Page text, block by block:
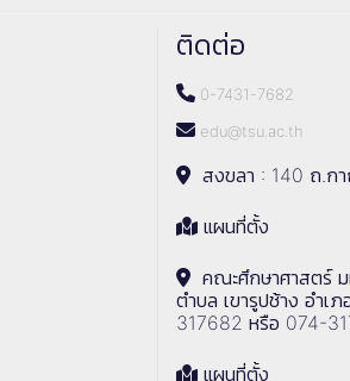
ติดต่อ
0-7431-7682
edu@tsu.ac.th
สงขลา : 140 ถ.ก
แผนที่ตั้ง
คณะศึกษาศาสตร์
ตำบล เขารูปช้าง อำเ
317682 หรือ 074-
แผนที่ตั้ง